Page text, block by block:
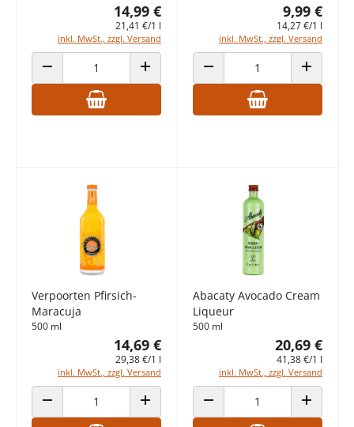
14,99 €
21,41 €/1 l
inkl. MwSt., zzgl. Versand
ANZAHL VERRINGERN ANZAHL ERHÖHEN
9,99 €
14,27 €/1 l
inkl. MwSt., zzgl. Versand
ANZAHL VERRINGERN ANZAHL
Verpoorten Pfirsich-
Maracuja
500 ml
14,69 €
29,38 €/1 l
inkl. MwSt., zzgl. Versand
ANZAHL VERRINGERN ANZAHL ERHÖHEN
Abacaty Avocado Cream
Liqueur
500 ml
20,69 €
41,38 €/1 l
inkl. MwSt., zzgl. Versand
ANZAHL VERRINGERN ANZAHL